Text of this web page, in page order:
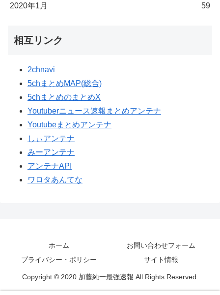
2020年1月 59
相互リンク
2chnavi
5chまとめMAP(総合)
5chまとめのまとめX
Youtuberニュース速報まとめアンテナ
Youtubeまとめアンテナ
しぃアンテナ
みーアンテナ
アンテナAPI
ワロタあんてな
ホーム
お問い合わせフォーム
プライバシー・ポリシー
サイト情報
Copyright © 2020 加藤純一最強速報 All Rights Reserved.